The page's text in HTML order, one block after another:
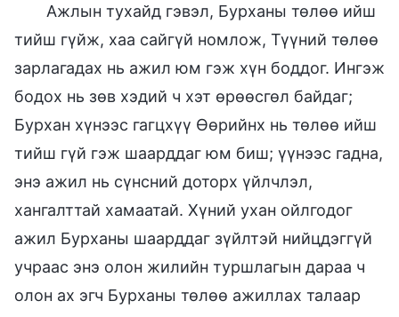
Ажлын тухайд гэвэл, Бурханы төлөө ийш
тийш гүйж, хаа сайгүй номлож, Түүний төлөө
зарлагадах нь ажил юм гэж хүн боддог. Ингэж
бодох нь зөв хэдий ч хэт өрөөсгөл байдаг;
Бурхан хүнээс гагцхүү Өөрийнх нь төлөө ийш
тийш гүй гэж шаарддаг юм биш; үүнээс гадна,
энэ ажил нь сүнсний доторх үйлчлэл,
хангалттай хамаатай. Хүний ухан ойлгодог
ажил Бурханы шаарддаг зүйлтэй нийцдэггүй
учраас энэ олон жилийн туршлагын дараа ч
олон ах эгч Бурханы төлөө ажиллах талаар